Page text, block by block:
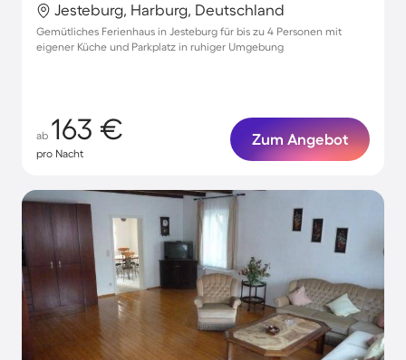
Jesteburg, Harburg, Deutschland
Gemütliches Ferienhaus in Jesteburg für bis zu 4 Personen mit
eigener Küche und Parkplatz in ruhiger Umgebung
ab 163 €
pro Nacht
Zum Angebot